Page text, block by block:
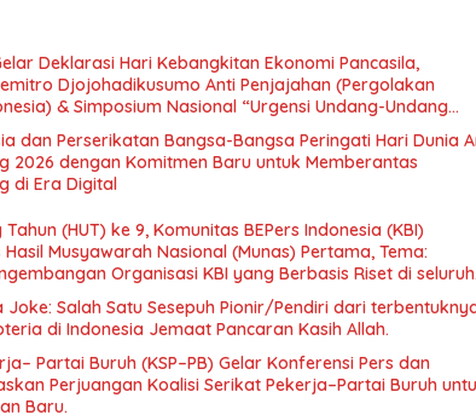
Deklarasi Hari Kebangkitan Ekonomi Pancasila,
Djojohadikusumo Anti Penjajahan (Pergolakan
& Simposium Nasional “Urgensi Undang-Undang
dan Kesejahteraan Sosial dalam Menata Bangsa
dan Perserikatan Bangsa-Bangsa Peringati Hari Dunia
2026 dengan Komitmen Baru untuk Memberantas
di Era Digital
(HUT) ke 9, Komunitas BEPers Indonesia (KBI)
Musyawarah Nasional (Munas) Pertama, Tema:
Organisasi KBI yang Berbasis Riset di seluruh
Joke: Salah Satu Sesepuh Pionir/Pendiri dari
di Indonesia Jemaat Pancaran Kasih Allah.
Partai Buruh (KSP–PB) Gelar Konferensi Pers dan
Perjuangan Koalisi Serikat Pekerja–Partai Buruh
Baru.